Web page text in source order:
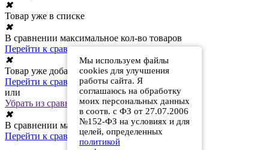
Мы используем файлы
cookies для улучшения
работы сайта. Я
соглашаюсь на обработку
моих персональных данных
в соотв. с ФЗ от 27.07.2006
№152-ФЗ на условиях и для
целей, определенных
политикой
✖
Товар уже в списке
✖
В сравнении максимальное кол-во товаров
Перейти к сравнению
✖
Товар уже добавлен в сравнение
Перейти к сравнению
или
Убрать из сравнения
✖
В сравнении максимальное кол-во товаров
Перейти к сравнению